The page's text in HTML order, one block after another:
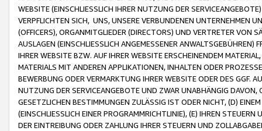
WEBSITE (EINSCHLIESSLICH IHRER NUTZUNG DER
VERPFLICHTEN SICH, UNS, UNSERE VERBUNDENEN UNTERNEHMEN
(OFFICERS), ORGANMITGLIEDER (DIRECTORS) UND VERTRETER VON
AUSLAGEN (EINSCHLIESSLICH ANGEMESSENER
IHRER WEBSITE BZW. AUF IHRER WEBSITE ERSCHEINENDEM
MATERIALS MIT ANDEREN APPLIKATIONEN, INHALTEN ODER
BEWERBUNG ODER VERMARKTUNG IHRER WEBSITE ODER DES GGF.
NUTZUNG DER SERVICEANGEBOTE UND ZWAR UNABHÄNGIG
GESETZLICHEN BESTIMMUNGEN ZULÄSSIG IST ODER NICHT, (D)
(EINSCHLIESSLICH EINER PROGRAMMRICHTLINIE), (E) IHREN
DER EINTREIBUNG ODER ZAHLUNG IHRER STEUERN UND